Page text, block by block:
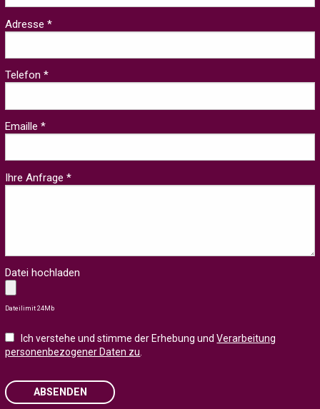
Adresse *
Telefon *
Emaille *
Ihre Anfrage *
Datei hochladen
Dateilimit 24Mb
Ich verstehe und stimme der Erhebung undVerarbeitung
personenbezogener Daten zu.
ABSENDEN